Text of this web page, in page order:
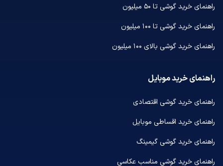
راهنمای خرید گوشی تا ۵۰ میلیون
راهنمای خرید گوشی تا ۱۰۰ میلیون
راهنمای خرید گوشی بالای ۱۰۰ میلیون
راهنمای خرید موبایل
راهنمای خرید گوشی اقتصادی
راهنمای خرید اقساطی موبایل
راهنمای خرید گوشی گیمینگ
راهنمای خرید گوشی مناسب عکاسی